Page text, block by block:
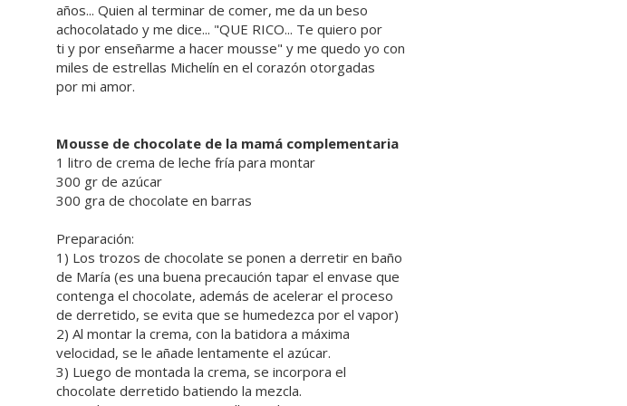
años... Quien al terminar de comer, me da un beso
achocolatado y me dice... "QUE RICO... Te quiero por
ti y por enseñarme a hacer mousse" y me quedo yo con
miles de estrellas Michelín en el corazón otorgadas
por mi amor.
Mousse de chocolate de la mamá complementaria
1 litro de crema de leche fría para montar
300 gr de azúcar
300 gra de chocolate en barras
Preparación:
1) Los trozos de chocolate se ponen a derretir en baño
de María (es una buena precaución tapar el envase que
contenga el chocolate, además de acelerar el proceso
de derretido, se evita que se humedezca por el vapor)
2) Al montar la crema, con la batidora a máxima
velocidad, se le añade lentamente el azúcar.
3) Luego de montada la crema, se incorpora el
chocolate derretido batiendo la mezcla.